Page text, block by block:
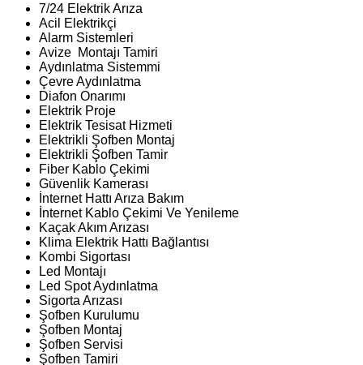
7/24 Elektrik Arıza
Acil Elektrikçi
Alarm Sistemleri
Avize Montajı Tamiri
Aydınlatma Sistemmi
Çevre Aydınlatma
Diafon Onarımı
Elektrik Proje
Elektrik Tesisat Hizmeti
Elektrikli Şofben Montaj
Elektrikli Şofben Tamir
Fiber Kablo Çekimi
Güvenlik Kamerası
İnternet Hattı Arıza Bakım
İnternet Kablo Çekimi Ve Yenileme
Kaçak Akım Arızası
Klima Elektrik Hattı Bağlantısı
Kombi Sigortası
Led Montajı
Led Spot Aydınlatma
Sigorta Arızası
Şofben Kurulumu
Şofben Montaj
Şofben Servisi
Şofben Tamiri